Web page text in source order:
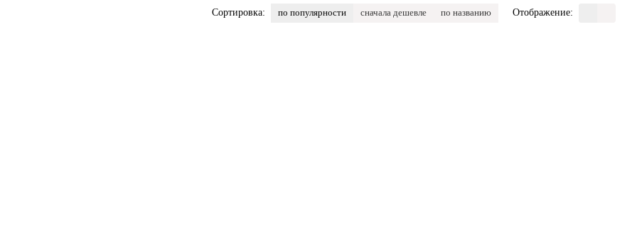
Сортировка: по популярности сначала дешевле по названию Отображение: